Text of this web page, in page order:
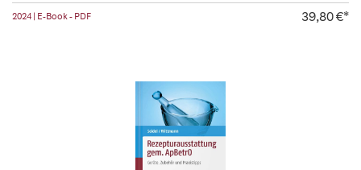
2024 | E-Book - PDF 39,80 €*